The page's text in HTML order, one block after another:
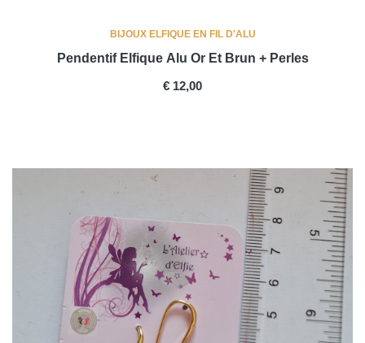
BIJOUX ELFIQUE EN FIL D'ALU
Pendentif Elfique Alu Or Et Brun + Perles
PRICE
€ 12,00